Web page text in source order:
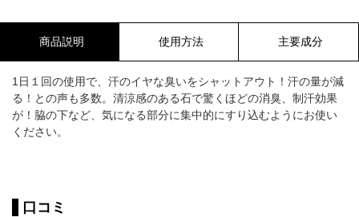
商品説明 使用方法 主要成分
1日１回の使用で、汗のイヤな臭いをシャットアウト！汗の量が減
る！との声も多数。清涼感のある石で驚くほどの消臭、制汗効果
が！脇の下など、気になる部分に集中的にすり込むようにお使い
ください。
口コミ